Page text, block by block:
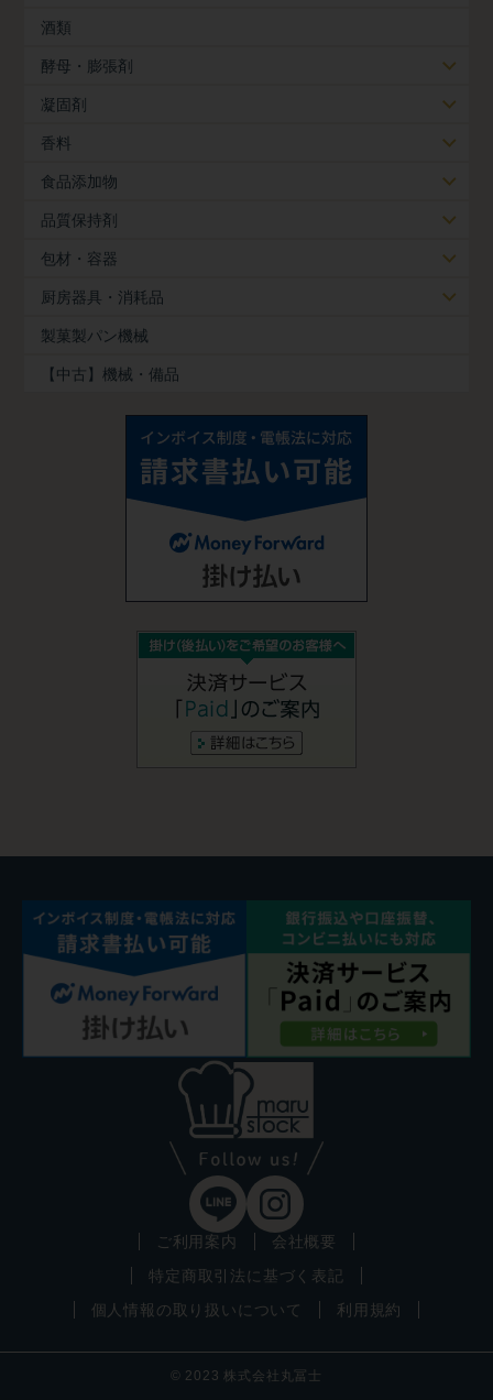
酒類
酵母・膨張剤
凝固剤
香料
食品添加物
品質保持剤
包材・容器
厨房器具・消耗品
製菓製パン機械
【中古】機械・備品
ご利用案内
会社概要
特定商取引法に基づく表記
個人情報の取り扱いについて
利用規約
© 2023 株式会社丸冨士